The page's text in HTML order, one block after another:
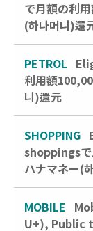
で月額の利
(하나머니)還
PETROL
利用額
니)還元
SHOPPING
shoppingsで
ハナマネー(
MOBILE
U+), Public